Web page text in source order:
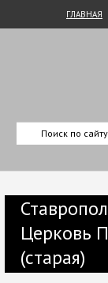
ГЛАВНАЯ
Церковь
(старая)